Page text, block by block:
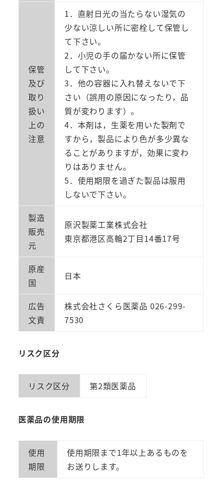
保管
及び
取り
扱い
上の
注意
1．直射日光の当たらない湿気の
少ない涼しい所に密栓して保管し
て下さい。
2．小児の手の届かない所に保管
して下さい。
3．他の容器に入れ替えないで下
さい（誤用の原因になったり，品
質が変わります）。
4．本剤は，生薬を用いた製剤で
すから，製品により色が多少異な
ることがありますが，効果に変わ
りはありません。
5．使用期限を過ぎた製品は服用
しないで下さい。
製造
販売
元
原沢製薬工業株式会社
東京都港区高輪2丁目14番17号
原産
国
日本
広告
文責
株式会社さくら医薬品 026-299-
7530
リスク区分
リスク区分 第2類医薬品
医薬品の使用期限
使用
期限
使用期限まで1年以上あるものを
お送りします。